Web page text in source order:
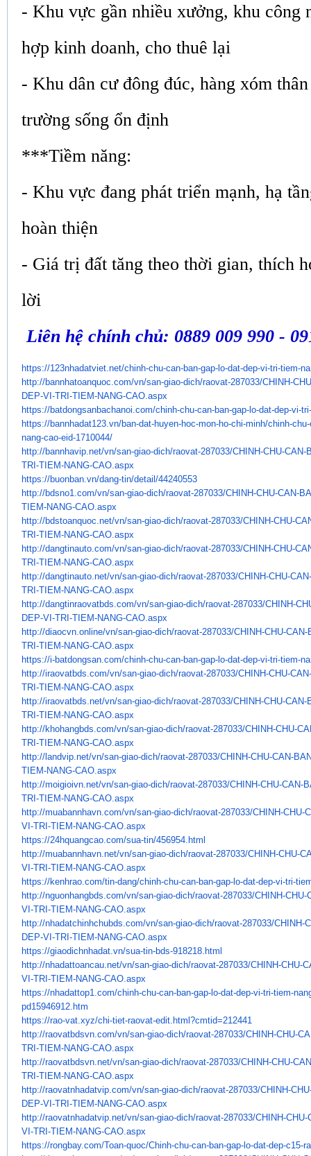
- Khu vực gần nhiều xưởng, khu công
hợp kinh doanh, cho thuê lại
- Khu dân cư đông đúc, hàng xóm
trường sống ổn định
***Tiềm năng:
- Khu vực đang phát triển mạnh, hạ
hoàn thiện
- Giá trị đất tăng theo thời gian, thích
lời
Liên hệ chính chủ: 0889 009 990 -
https://123nhadatviet.net/chinh-chu-can-ban-gap-lo-dat-dep-vi-tri-tiem-
http://bannhatoanquoc.com/vn/san-giao-dich/raovat-287033/CHINH-
DEP-VI-TRI-TIEM-NANG-CAO.aspx
https://batdongsanbachanoi. com/chinh-chu-can-ban-gap-lo-dat-dep-vi-
https://bannhadat123.vn/ban-dat-huyen-hoc-mon-ho-chi-minh/chinh-
nang-cao-eid-1710044/
http://bannhavip.net/vn/san-giao-dich/raovat-287033/CHINH-CHU-CAN-
TRI-TIEM-NANG-CAO.aspx
https://buonban.vn/dang-tin/detail/44240553
http://bdsno1.com/vn/san-giao-dich/raovat-287033/CHINH-CHU-CAN-
TIEM-NANG-CAO.aspx
http://bdstoanquoc.net/vn/san-giao-dich/raovat-287033/CHINH-CHU-
TRI-TIEM-NANG-CAO.aspx
http://dangtinauto.com/vn/san-giao-dich/raovat-287033/CHINH-CHU-
TRI-TIEM-NANG-CAO.aspx
http://dangtinauto.net/vn/san-giao-dich/raovat-287033/CHINH-CHU-
TRI-TIEM-NANG-CAO.aspx
http://dangtinraovatbds.com/vn/san-giao-dich/raovat-287033/CHINH-
DEP-VI-TRI-TIEM-NANG-CAO.aspx
http://diaocvn.online/vn/san-giao-dich/raovat-287033/CHINH-CHU-CAN-
TRI-TIEM-NANG-CAO.aspx
https://i-batdongsan.com/chinh-chu-can-ban-gap-lo-dat-dep-vi-tri-tiem-
http://iraovatbds.com/vn/san-giao-dich/raovat-287033/CHINH-CHU-
TRI-TIEM-NANG-CAO.aspx
http://iraovatbds.net/vn/san-giao-dich/raovat-287033/CHINH-CHU-CAN-
TRI-TIEM-NANG-CAO.aspx
http://khohangbds.com/vn/san-giao-dich/raovat-287033/CHINH-CHU-
TRI-TIEM-NANG-CAO.aspx
http://landvip.net/vn/san-giao-dich/raovat-287033/CHINH-CHU-CAN-
TIEM-NANG-CAO.aspx
http://moigioivn.net/vn/san-giao-dich/raovat-287033/CHINH-CHU-CAN-
TRI-TIEM-NANG-CAO.aspx
http://muabannhavn.com/vn/san-giao-dich/raovat-287033/CHINH-CHU-
VI-TRI-TIEM-NANG-CAO.aspx
https://24hquangcao.com/sua-tin/456954.html
http://muabannhavn.net/vn/san-giao-dich/raovat-287033/CHINH-CHU-
VI-TRI-TIEM-NANG-CAO.aspx
https://kenhrao.com/tin-dang/chinh-chu-can-ban-gap-lo-dat-dep-vi-tri-
http://nguonhangbds.com/vn/san-giao-dich/raovat-287033/CHINH-CHU-
VI-TRI-TIEM-NANG-CAO.aspx
http://nhadatchinhchubds.com/vn/san-giao-dich/raovat-287033/CHINH-
DEP-VI-TRI-TIEM-NANG-CAO.aspx
https://giaodichnhadat.vn/sua-tin-bds-918218.html
http://nhadattoancau.net/vn/san-giao-dich/raovat-287033/CHINH-CHU-
VI-TRI-TIEM-NANG-CAO.aspx
https://nhadattop1.com/chinh-chu-can-ban-gap-lo-dat-dep-vi-tri-tiem-
pd15946912.htm
https://rao-vat.xyz/chi-tiet-raovat-edit.html?cmtid=212441
http://raovatbdsvn.com/vn/san-giao-dich/raovat-287033/CHINH-CHU-
TRI-TIEM-NANG-CAO.aspx
http://raovatbdsvn.net/vn/san-giao-dich/raovat-287033/CHINH-CHU-
TRI-TIEM-NANG-CAO.aspx
http://raovatnhadatvip.com/vn/san-giao-dich/raovat-287033/CHINH-
DEP-VI-TRI-TIEM-NANG-CAO.aspx
http://raovatnhadatvip.net/vn/san-giao-dich/raovat-287033/CHINH-CHU-
VI-TRI-TIEM-NANG-CAO.aspx
https://rongbay.com/Toan-quoc/Chinh-chu-can-ban-gap-lo-dat-dep-c15-